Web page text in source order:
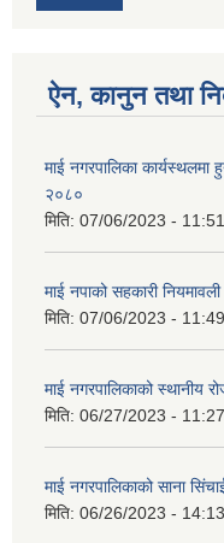
ऐन, कानुन तथा
माई नगरपालिका कार्यस्थलमा
२०८०
मिति: 07/06/2023 - 11:51
माई नपाको सहकारी
मिति: 07/06/2023 - 11:49
माई नगरपालिकाको स्थानीय
मिति: 06/27/2023 - 11:27
माई नगरपालिकाको साना
मिति: 06/26/2023 - 14:13